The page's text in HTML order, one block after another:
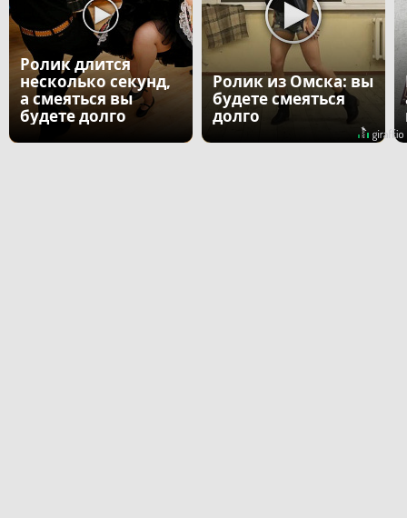
Ролик длится
несколько секунд,
а смеяться вы
будете долго
Ролик из Омска: вы
будете смеяться
долго